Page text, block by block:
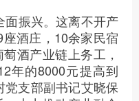
振兴。这离不开产
酒庄，10余家民宿
酒产业链上务工，
年的8000元提高到
党支部副书记艾晓保